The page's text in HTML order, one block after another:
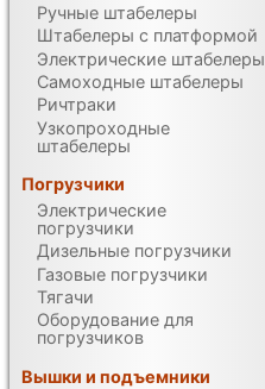
Ручные штабелеры
Штабелеры с платформой
Электрические штабелеры
Самоходные штабелеры
Ричтраки
Узкопроходные
штабелеры
Погрузчики
Электрические
погрузчики
Дизельные погрузчики
Газовые погрузчики
Тягачи
Оборудование для
погрузчиков
Вышки и подъемники